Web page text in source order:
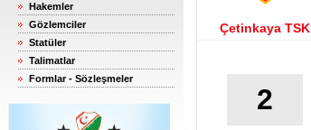
Hakemler
Gözlemciler
Statüler
Talimatlar
Formlar - Sözleşmeler
Çetinkaya TSK
2